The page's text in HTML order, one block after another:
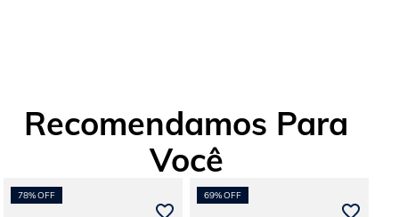
Recomendamos Para
Você
78%OFF 69%OFF